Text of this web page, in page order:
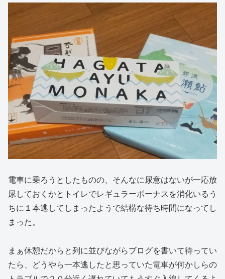
電車に乗ろうとしたものの、そんなに尿意はないが一応放
尿しておくかとトイレでレギュラーボーナスを消化いるう
ちに１本逃してしまったようで結構な待ち時間になってし
まった。
まぁ休憩だからと列に並びながらブログを書いて待ってい
たら、どうやら一本逃したと思っていた電車が何かしらの